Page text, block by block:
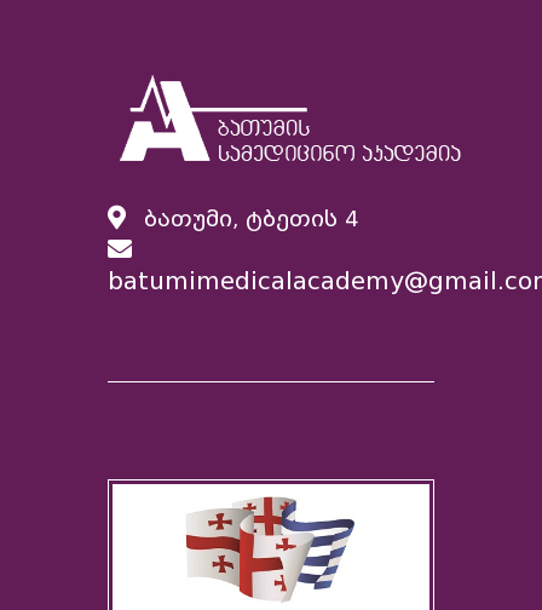
ბათუმი, ტბეთის 4